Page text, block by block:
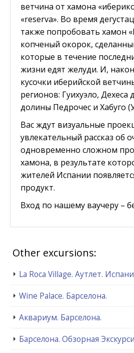
ветчина от хамона
«reserva». Во время
также попробовать хамон
копченый окорок,
которые в течение
жизни едят желуди. И,
кусочки иберийской
регионов: Гуихуэло, Дехеса
долины Педрочес и Хабуго
Вас ждут визуальные
увлекательный рассказ об
одновременно сложном
хамона, в результате
жителей Испании
продукт.
Вход по нашему ваучеру –
Other excursions:
La Roca Village. Аутлет.
Wine Palace. Барселона.
Аквариум. Барселона.
Барселона. Обзорная